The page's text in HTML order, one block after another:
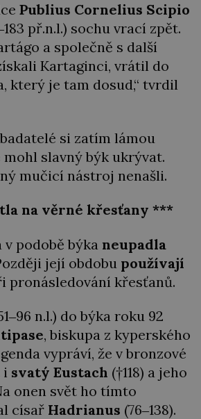
Publius Cornelius Scipio
př.n.l.) sochu vrací zpět.
a společně s další
Kartaginci, vrátil do
který je tam dosud,“ tvrdil
si zatím lámou
mohl slavný býk ukrývat.
mučicí nástroj nenašli.
na věrné křesťany ***
podobě býka neupadla
její obdobu používají
pronásledování křesťanů.
n.l.) do býka roku 92
, biskupa z kyperského
vypráví, že v bronzové
i svatý Eustach (†118) a jeho
onen svět ho tímto
císař Hadrianus (76‒138).